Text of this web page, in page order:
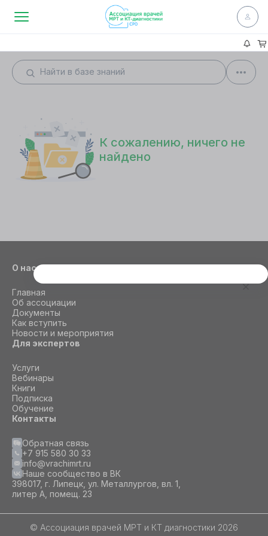
К сожалению, ничего не
найдено
О нас
Главная
Об ассоциации
Документы
Как вступить
Новости и мероприятия
Для экспертов
Услуги
Вебинары
Книги
Подписка
Обучение
Контакты
Обратная связь
+7 915 580 30 33
info@vrachimrt.ru
Наше сообщество в ВК
398017, г. Липецк, ул. Металлургов, вл. 1,
литер А, помещ. 23
© Ассоциация врачей МРТ и КТ диагностики 2026
Этот сайт использует cookie
Для корректной работы данного сайта
необходимы файлы cookie
СОГЛАСИЕ